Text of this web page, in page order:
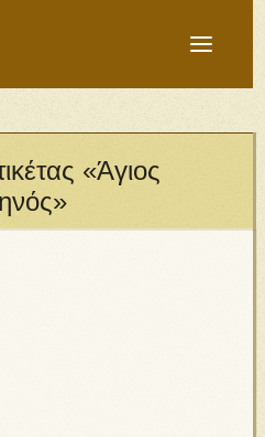
«Άγιος